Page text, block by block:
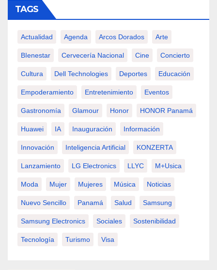
TAGS
Actualidad Agenda Arcos Dorados Arte
BIenestar Cervecería Nacional Cine Concierto
Cultura Dell Technologies Deportes Educación
Empoderamiento Entretenimiento Eventos
Gastronomía Glamour Honor HONOR Panamá
Huawei IA Inauguración Información
Innovación Inteligencia Artificial KONZERTA
Lanzamiento LG Electronics LLYC M+usica
Moda Mujer Mujeres Música Noticias
Nuevo Sencillo Panamá Salud Samsung
Samsung Electronics Sociales Sostenibilidad
Tecnología Turismo Visa